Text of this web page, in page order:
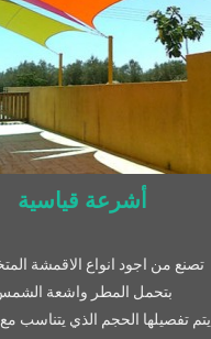
أشرعة قياسية
تصنع من اجود انواع الاقمشة
بتحمل المطر واشعة
يتم تفصيلها الحجم الذي يتناسب